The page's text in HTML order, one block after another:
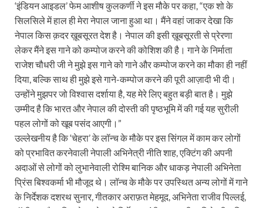
‘इंडियन आइडल’ फेम आशीष कुलकर्णी ने इस मौके पर कहा, “एक शो के
सिलसिले‌ में हाल ही मेरा नेपाल जाना हुआ था। मैंने वहां जाकर देखा कि
नेपाल किस क़दर ख़ूबसूरत देश है। नेपाल की इसी ख़ूबसूरती से प्रेरणा
लेकर मैंने इस गाने को कम्पोज करने की कोशिश की है। गाने के निर्माता
राजेश चौधरी जी ने मुझे इस गाने को गाने और कम्पोज करने का मौका ही नहीं
दिया, बल्कि साथ ही मुझे इसे गाने-कम्पोज करने की पूरी आज़ादी भी दी।
उन्होंने मुझपर जो विश्वास दर्शाया है, यह मेरे लिए बहुत बड़ी बात है। मुझे
उम्मीद है कि भारत और नेपाल की दोस्ती की पृष्ठभूमि में की गई यह सुरीली
पहल लोगों को खूब पसंद आएगी।”
उल्लेखनीय है कि ‘चेहरा’ के लॉन्च के मौके पर इस सिंगल में काम कर लोगों
को प्रभावित करनेवाली नेपाली अभिनेत्री नीति शाह, एक्टिंग की अपनी
अदाओं से लोगों को लुभानेवाली रोश्मि बानिक और धाकड़ नेपाली अभिनेता
प्रिंस बिश्वकर्मा भी मौजूद थे। लॉन्च के मौके पर उपस्थित अन्य लोगों में गाने
के निर्देशक दशरथ सुनार, गीतकार अराफ़त मेहमूद, अभिनेता राजीव पिल्लई,